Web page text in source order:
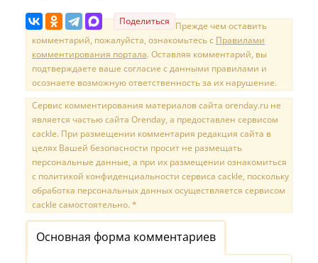
Поделиться Прежде чем оставить
комментарий, пожалуйста, ознакомьтесь с Правилами
комментирования портала. Оставляя комментарий, вы
подтверждаете ваше согласие с данными правилами и
осознаете возможную ответственность за их нарушение.
Сервис комментирования материалов сайта orenday.ru не
является частью сайта Orenday, а предоставлен сервисом
cackle. При размещении комментария редакция сайта в
целях Вашей безопасности просит не размещать
персональные данные, а при их размещении ознакомиться
с политикой конфиденциальности сервиса cackle, поскольку
обработка персональных данных осуществляется сервисом
cackle самостоятельно. *
Основная форма комментариев